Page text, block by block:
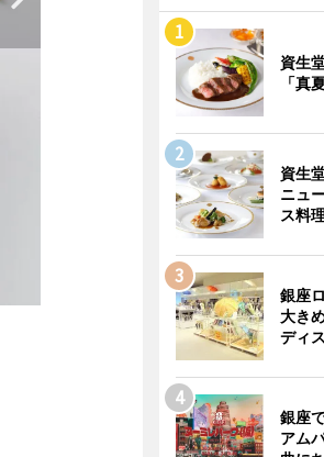
資生
「真
資生
ニュ
ス料
銀座
大き
ディ
銀座
アム